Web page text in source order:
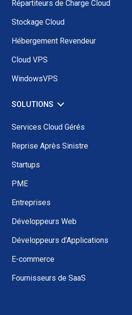
Répartiteurs de Charge Cloud
Stockage Cloud
Hébergement Revendeur
Cloud VPS
WindowsVPS
SOLUTIONS
Services Cloud Gérés
Reprise Après Sinistre
Startups
PME
Entreprises
Développeurs Web
Développeurs d’Applications
E-commerce
Fournisseurs de SaaS